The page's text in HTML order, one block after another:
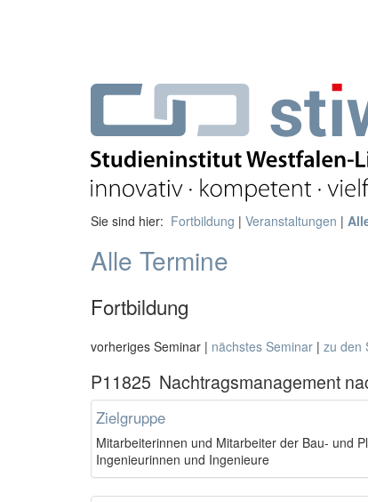
Sie sind hier: Fortbildung | Veranstaltungen |
Alle Termine
Fortbildung
vorheriges Seminar | nächstes Seminar | zu den
P11825 Nachtragsmanagement
Zielgruppe
Mitarbeiterinnen und Mitarbeiter der Bau- und
Ingenieurinnen und Ingenieure